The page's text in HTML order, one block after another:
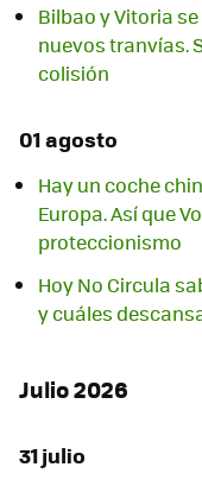
Bilbao y Vitoria
nuevos tranvías.
colisión
01 agosto
Hay un coche
Europa. Así que
proteccionismo
Hoy No Circula
y cuáles
Julio 2026
31 julio